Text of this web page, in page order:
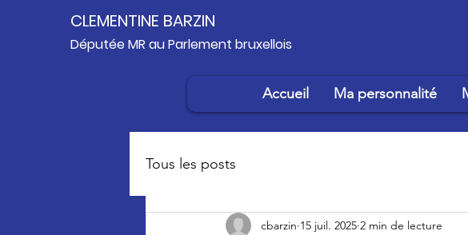
Députée MR au Parlement bruxellois
CLEMENTINE BARZIN
Accueil Ma personnalité
Tous les posts
cbarzin 15 juil. 2025 2 min de lecture